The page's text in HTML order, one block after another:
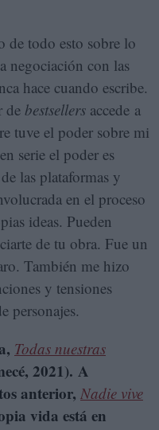
de todo esto sobre lo
negociación con las
hace cuando escribe.
de bestsellers accede a
tuve el poder sobre mi
serie el poder es
las plataformas y
en el proceso
ideas. Pueden
de tu obra. Fue un
También me hizo
y tensiones
personajes.
Todas nuestras
2021). A
anterior, Nadie vive
vida está en